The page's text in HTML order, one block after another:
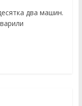
два машин.